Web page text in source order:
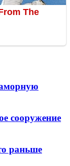
сооружение
раньше